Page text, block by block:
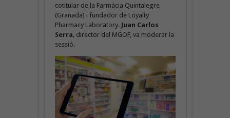
cotitular de la Farmàcia Quintalegre
(Granada) i fundador de Loyalty
Pharmacy Laboratory. Juan Carlos
Serra , director del MGOF, va moderar la
sessió.